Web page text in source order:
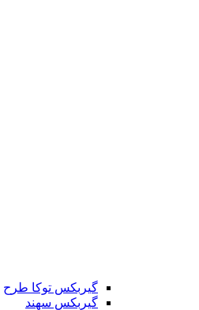
گیربکس توکا طرح
گیربکس سهند